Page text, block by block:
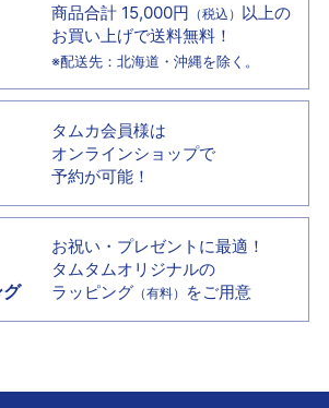
商品合計 15,000円 （税込） 以上の
お買い上げで送料無料！
※配送先：北海道・沖縄を除く。
タムカ会員様は
オンラインショップで
予約が可能！
お祝い・プレゼントに最適！
タムタムオリジナルの
ラッピング （有料） をご用意